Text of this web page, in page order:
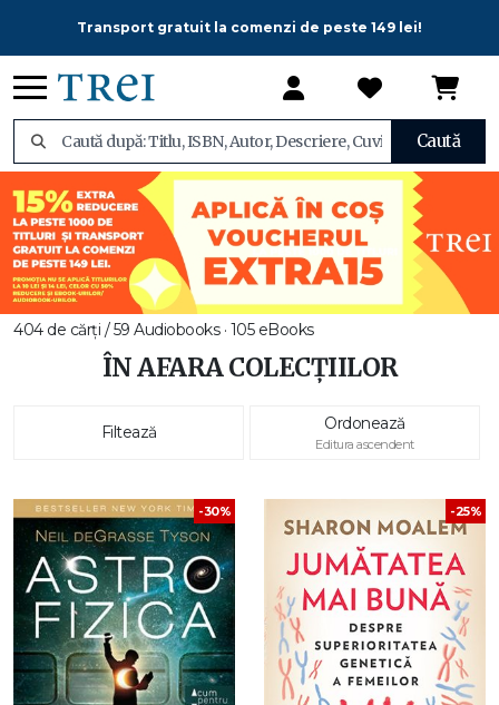
Transport gratuit la comenzi de peste 149 lei!
Caută
404 de cărți / 59 Audiobooks · 105 eBooks
ÎN AFARA COLECȚIILOR
Filtează Ordonează
Editura ascendent
-30% -25%